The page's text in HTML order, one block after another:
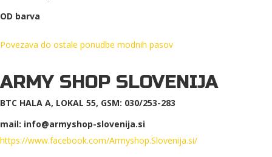
OD barva
Povezava do ostale ponudbe modnih pasov
ARMY SHOP SLOVENIJA
BTC HALA A, LOKAL 55, GSM: 030/253-283
mail: info@armyshop-slovenija.si
https://www.facebook.com/Armyshop.Slovenija.si/